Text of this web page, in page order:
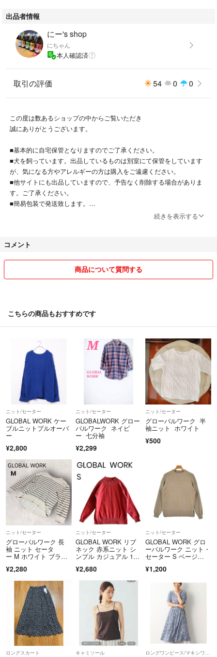
出品者情報
にー's shop
にちゃん
本人確認済
取引の評価 54 0 0
この度は数あるショップの中からご覧いただき
誠にありがとうございます。
■基本的に自宅保管となりますのでご了承ください。
■犬を飼っています。出品しているものは別室にて保管をしています
が、気になる方やアレルギーの方は購入をご遠慮ください。
■他サイトにも出品していますので、予告なく削除する場合がありま
す。ご了承ください。
■簡易包装で発送致します。
よろしくお願いします！
お気軽にコメントください◡̈*
続きを表示する
コメント
商品について質問する
こちらの商品もおすすめです
ニット/セーター
GLOBAL WORK ケー
ブルニットプルオーバ
ー
¥2,800
ニット/セーター
GLOBALWORK グロー
バルワーク ネイビ
ー 七分袖
¥2,299
ニット/セーター
グローバルワーク 半
袖ニット ホワイト
¥500
ニット/セーター
グローバルワーク 長
袖 ニット セータ
ー M ホワイト ブラウ
¥2,280
ニット/セーター
GLOBAL WORK リブ
ネック 赤系ニット シ
ンプル カジュアル 174
¥2,680
ニット/セーター
GLOBAL WORK グロ
ーバルワーク ニット・
セーター S ベージ
【送料無料】
¥1,200
ロングスカート キャミソール ロングワンピース/マキシワンピース